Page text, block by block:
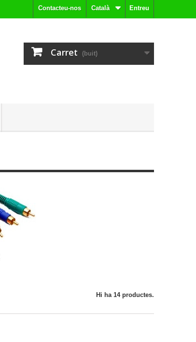
Entreu
Català
Contacteu-nos
Carret (buit)
Hi ha 14 productes.